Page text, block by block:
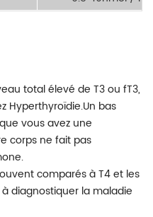
total élevé de T3 ou fT3,
Hyperthyroïdie.Un bas
vous avez une
corps ne fait pas
comparés à T4 et les
diagnostiquer la maladie